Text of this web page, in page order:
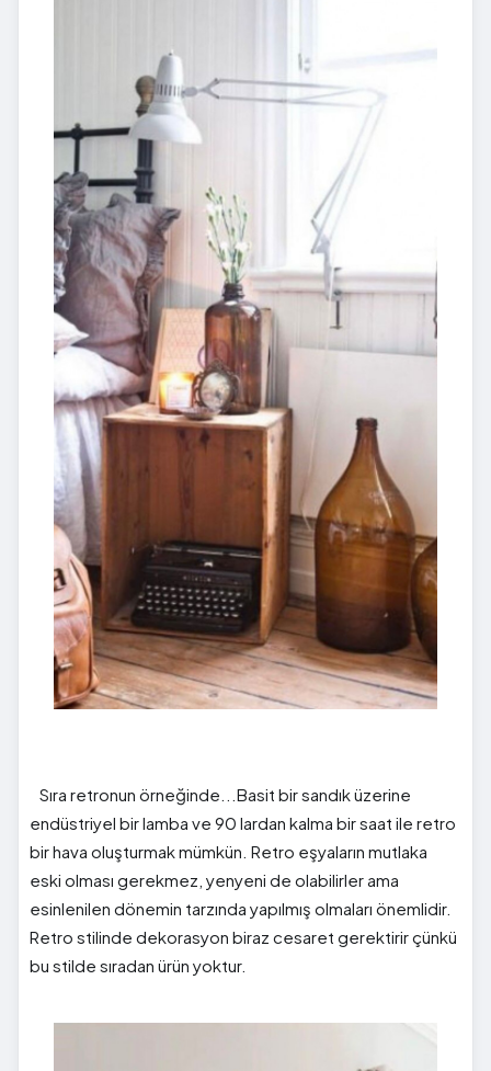
Sıra retronun örneğinde...Basit bir sandık üzerine
endüstriyel bir lamba ve 90 lardan kalma bir saat ile retro
bir hava oluşturmak mümkün. Retro eşyaların mutlaka
eski olması gerekmez, yenyeni de olabilirler ama
esinlenilen dönemin tarzında yapılmış olmaları önemlidir.
Retro stilinde dekorasyon biraz cesaret gerektirir çünkü
bu stilde sıradan ürün yoktur.